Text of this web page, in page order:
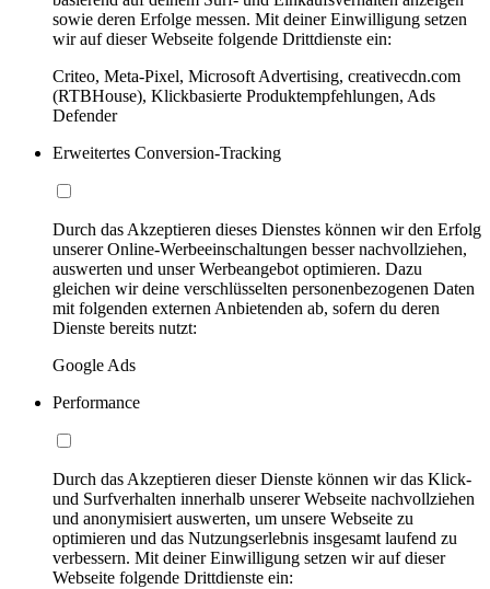
sowie deren Erfolge messen. Mit deiner Einwilligung setzen
wir auf dieser Webseite folgende Drittdienste ein:
Criteo, Meta-Pixel, Microsoft Advertising, creativecdn.com
(RTBHouse), Klickbasierte Produktempfehlungen, Ads
Defender
Erweitertes Conversion-Tracking
Durch das Akzeptieren dieses Dienstes können wir den Erfolg
unserer Online-Werbeeinschaltungen besser nachvollziehen,
auswerten und unser Werbeangebot optimieren. Dazu
gleichen wir deine verschlüsselten personenbezogenen Daten
mit folgenden externen Anbietenden ab, sofern du deren
Dienste bereits nutzt:
Google Ads
Performance
Durch das Akzeptieren dieser Dienste können wir das Klick-
und Surfverhalten innerhalb unserer Webseite nachvollziehen
und anonymisiert auswerten, um unsere Webseite zu
optimieren und das Nutzungserlebnis insgesamt laufend zu
verbessern. Mit deiner Einwilligung setzen wir auf dieser
Webseite folgende Drittdienste ein: